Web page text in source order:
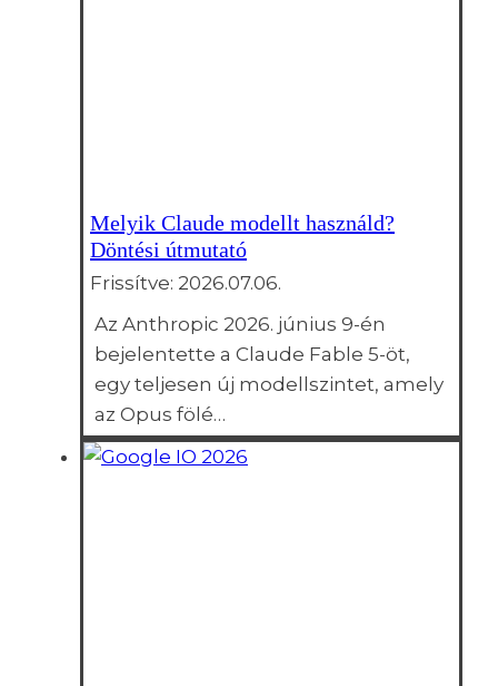
Melyik Claude modellt használd?
Döntési útmutató
Frissítve: 2026.07.06.
Az Anthropic 2026. június 9-én
bejelentette a Claude Fable 5-öt,
egy teljesen új modellszintet, amely
az Opus fölé…